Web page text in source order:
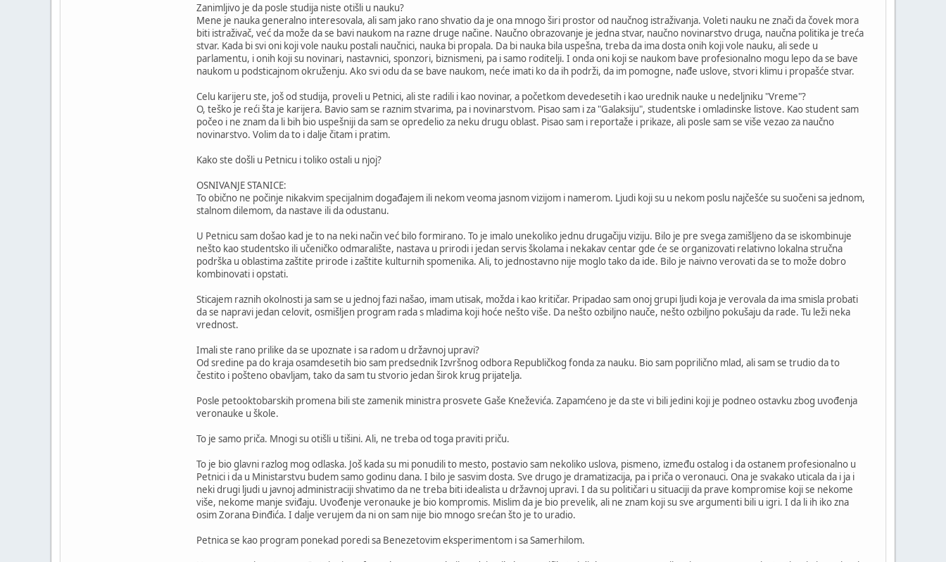
Zanimljivo je da posle studija niste otišli u nauku?
Mene je nauka generalno interesovala, ali sam jako rano shvatio da je ona mnogo širi prostor od naučnog istraživanja. Voleti nauku ne znači da čovek mora
biti istraživač, već da može da se bavi naukom na razne druge načine. Naučno obrazovanje je jedna stvar, naučno novinarstvo druga, naučna politika je treća
stvar. Kada bi svi oni koji vole nauku postali naučnici, nauka bi propala. Da bi nauka bila uspešna, treba da ima dosta onih koji vole nauku, ali sede u
parlamentu, i onih koji su novinari, nastavnici, sponzori, biznismeni, pa i samo roditelji. I onda oni koji se naukom bave profesionalno mogu lepo da se bave
naukom u podsticajnom okruženju. Ako svi odu da se bave naukom, neće imati ko da ih podrži, da im pomogne, nađe uslove, stvori klimu i propašće stvar.
Celu karijeru ste, još od studija, proveli u Petnici, ali ste radili i kao novinar, a početkom devedesetih i kao urednik nauke u nedeljniku "Vreme"?
O, teško je reći šta je karijera. Bavio sam se raznim stvarima, pa i novinarstvom. Pisao sam i za "Galaksiju", studentske i omladinske listove. Kao student sam
počeo i ne znam da li bih bio uspešniji da sam se opredelio za neku drugu oblast. Pisao sam i reportaže i prikaze, ali posle sam se više vezao za naučno
novinarstvo. Volim da to i dalje čitam i pratim.
Kako ste došli u Petnicu i toliko ostali u njoj?
OSNIVANJE STANICE:
To obično ne počinje nikakvim specijalnim događajem ili nekom veoma jasnom vizijom i namerom. Ljudi koji su u nekom poslu najčešće su suočeni sa jednom,
stalnom dilemom, da nastave ili da odustanu.
U Petnicu sam došao kad je to na neki način već bilo formirano. To je imalo unekoliko jednu drugačiju viziju. Bilo je pre svega zamišljeno da se iskombinuje
nešto kao studentsko ili učeničko odmaralište, nastava u prirodi i jedan servis školama i nekakav centar gde će se organizovati relativno lokalna stručna
podrška u oblastima zaštite prirode i zaštite kulturnih spomenika. Ali, to jednostavno nije moglo tako da ide. Bilo je naivno verovati da se to može dobro
kombinovati i opstati.
Sticajem raznih okolnosti ja sam se u jednoj fazi našao, imam utisak, možda i kao kritičar. Pripadao sam onoj grupi ljudi koja je verovala da ima smisla probati
da se napravi jedan celovit, osmišljen program rada s mladima koji hoće nešto više. Da nešto ozbiljno nauče, nešto ozbiljno pokušaju da rade. Tu leži neka
vrednost.
Imali ste rano prilike da se upoznate i sa radom u državnoj upravi?
Od sredine pa do kraja osamdesetih bio sam predsednik Izvršnog odbora Republičkog fonda za nauku. Bio sam poprilično mlad, ali sam se trudio da to
čestito i pošteno obavljam, tako da sam tu stvorio jedan širok krug prijatelja.
Posle petooktobarskih promena bili ste zamenik ministra prosvete Gaše Kneževića. Zapamćeno je da ste vi bili jedini koji je podneo ostavku zbog uvođenja
veronauke u škole.
To je samo priča. Mnogi su otišli u tišini. Ali, ne treba od toga praviti priču.
To je bio glavni razlog mog odlaska. Još kada su mi ponudili to mesto, postavio sam nekoliko uslova, pismeno, između ostalog i da ostanem profesionalno u
Petnici i da u Ministarstvu budem samo godinu dana. I bilo je sasvim dosta. Sve drugo je dramatizacija, pa i priča o veronauci. Ona je svakako uticala da i ja i
neki drugi ljudi u javnoj administraciji shvatimo da ne treba biti idealista u državnoj upravi. I da su političari u situaciji da prave kompromise koji se nekome
više, nekome manje sviđaju. Uvođenje veronauke je bio kompromis. Mislim da je bio prevelik, ali ne znam koji su sve argumenti bili u igri. I da li ih iko zna
osim Zorana Đinđića. I dalje verujem da ni on sam nije bio mnogo srećan što je to uradio.
Petnica se kao program ponekad poredi sa Benezetovim eksperimentom i sa Samerhilom.